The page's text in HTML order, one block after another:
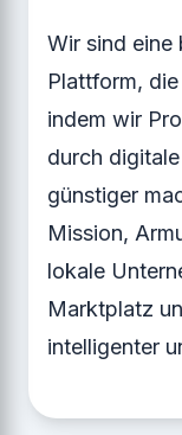
Wir sind eine
Plattform,
indem wir
durch
günstiger
Mission,
lokale
Marktplatz
intelligenter